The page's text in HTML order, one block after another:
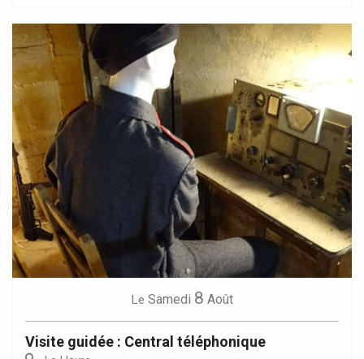
Le Samedi 8 Août
Visite guidée : Central téléphonique